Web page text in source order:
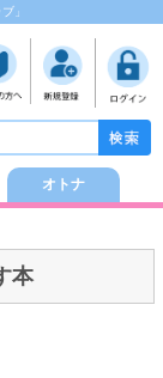
」
オトナ
本